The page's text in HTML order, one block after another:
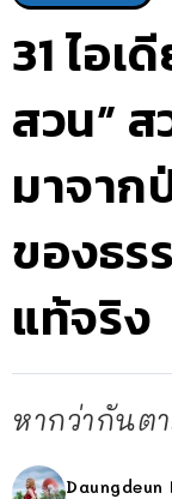
31 ไอเ
สวน”
มาจาก
ของธร
แท้จริง
หากว่ากันต
Daungdeun